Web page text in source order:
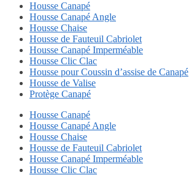
Housse Canapé
Housse Canapé Angle
Housse Chaise
Housse de Fauteuil Cabriolet
Housse Canapé Imperméable
Housse Clic Clac
Housse pour Coussin d’assise de Canapé
Housse de Valise
Protège Canapé
Housse Canapé
Housse Canapé Angle
Housse Chaise
Housse de Fauteuil Cabriolet
Housse Canapé Imperméable
Housse Clic Clac